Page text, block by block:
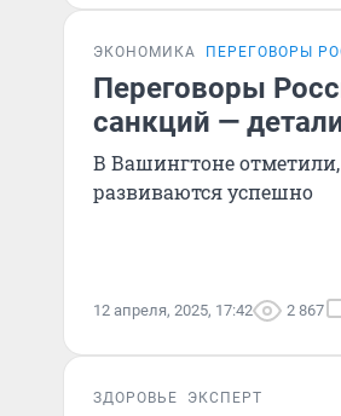
ЭКОНОМИКА ПЕРЕГОВОРЫ
Переговоры
санкций —
В Вашингтоне
развиваются успешно
12 апреля, 2025, 17:42 2 867
ЗДОРОВЬЕ ЭКСПЕРТ